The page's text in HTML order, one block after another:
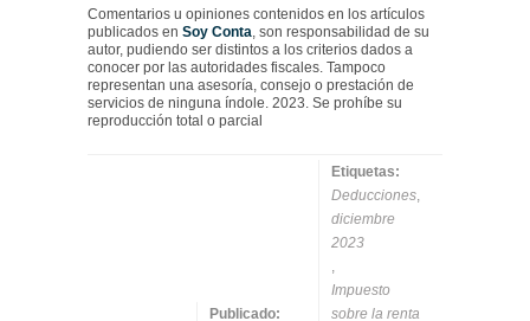
Comentarios u opiniones contenidos en los artículos
publicados en Soy Conta , son responsabilidad de su
autor, pudiendo ser distintos a los criterios dados a
conocer por las autoridades fiscales. Tampoco
representan una asesoría, consejo o prestación de
servicios de ninguna índole. 2023. Se prohíbe su
reproducción total o parcial
Publicado:
Etiquetas:
Deducciones
diciembre
2023
Impuesto
sobre la renta